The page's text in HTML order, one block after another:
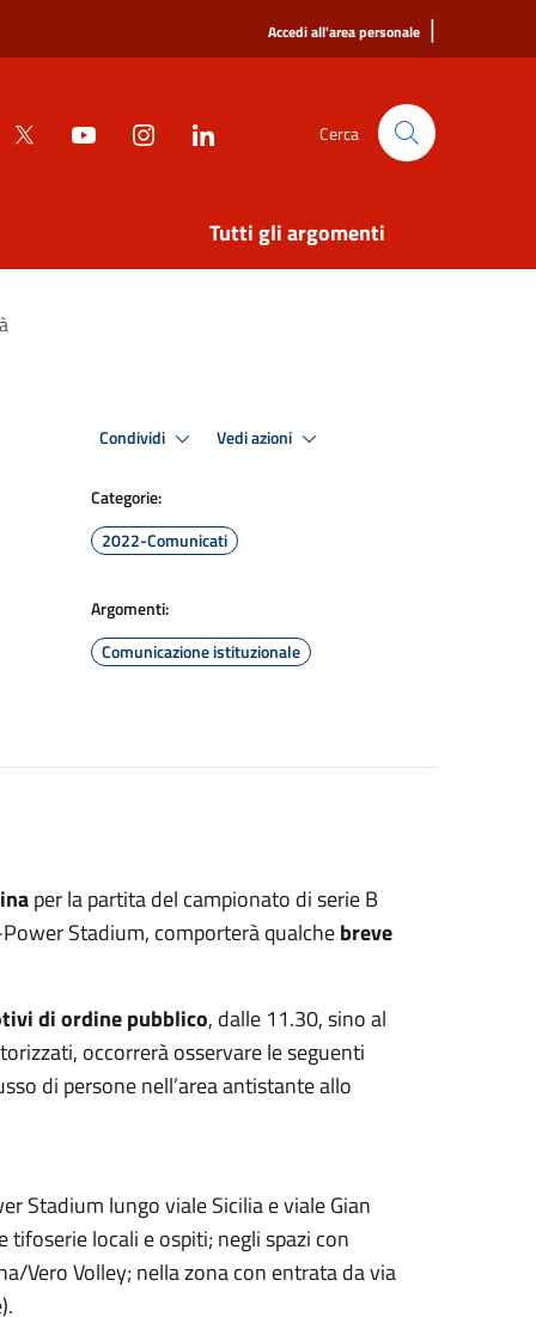
Accedi all'area personale |
Cerca
Tutti gli argomenti
Condividi Vedi azioni
Categorie:
2022-Comunicati
Argomenti:
Comunicazione istituzionale
per la partita del campionato di serie B
Stadium, comporterà qualchebreve
di ordine pubblico, dalle 11.30, sino al
occorrerà osservare le seguenti
di persone nell’area antistante allo
Stadium lungo viale Sicilia e viale Gian
locali e ospiti; negli spazi con
Vero Volley; nella zona con entrata da via